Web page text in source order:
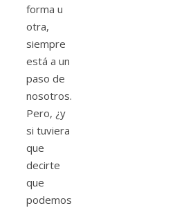
forma u
otra,
siempre
está a un
paso de
nosotros.
Pero, ¿y
si tuviera
que
decirte
que
podemos